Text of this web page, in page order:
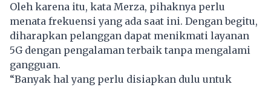
Oleh karena itu, kata Merza, pihaknya perlu
menata frekuensi yang ada saat ini. Dengan begitu,
diharapkan pelanggan dapat menikmati layanan
5G dengan pengalaman terbaik tanpa mengalami
gangguan.
“Banyak hal yang perlu disiapkan dulu untuk